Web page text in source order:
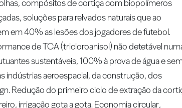
compósitos de cortiça com biopolímeros
soluções para relvados naturais que ao
em 40% as lesões dos jogadores de futebol.
de TCA (tricloroanisol) não detetável
sustentáveis, 100% à prova de água e
indústrias aeroespacial, da construção, dos
Redução do primeiro ciclo de extração da
irrigação gota a gota. Economia circular,